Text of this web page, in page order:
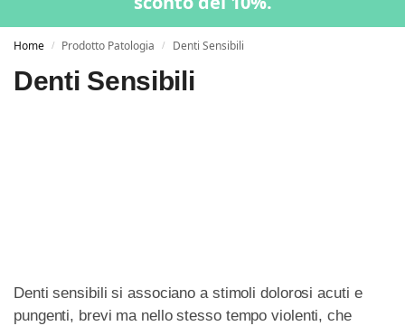
Home / Prodotto Patologia / Denti Sensibili
Denti Sensibili
Denti sensibili si associano a stimoli dolorosi acuti e
pungenti, brevi ma nello stesso tempo violenti, che